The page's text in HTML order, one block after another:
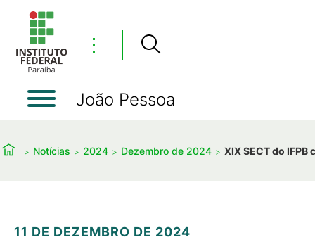
⋮
João Pessoa
Notícias 2024 Dezembro de 2024 XIX SECT do
11 DE DEZEMBRO DE 2024